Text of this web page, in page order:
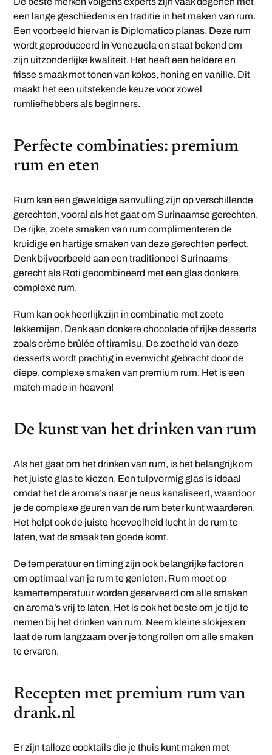
een lange geschiedenis en traditie in het maken van rum.
Een voorbeeld hiervan is Diplomatico planas. Deze rum
wordt geproduceerd in Venezuela en staat bekend om
zijn uitzonderlijke kwaliteit. Het heeft een heldere en
frisse smaak met tonen van kokos, honing en vanille. Dit
maakt het een uitstekende keuze voor zowel
rumliefhebbers als beginners.
Perfecte combinaties: premium
rum en eten
Rum kan een geweldige aanvulling zijn op verschillende
gerechten, vooral als het gaat om Surinaamse gerechten.
De rijke, zoete smaken van rum complimenteren de
kruidige en hartige smaken van deze gerechten perfect.
Denk bijvoorbeeld aan een traditioneel Surinaams
gerecht als Roti gecombineerd met een glas donkere,
complexe rum.
Rum kan ook heerlijk zijn in combinatie met zoete
lekkernijen. Denk aan donkere chocolade of rijke desserts
zoals crème brûlée of tiramisu. De zoetheid van deze
desserts wordt prachtig in evenwicht gebracht door de
diepe, complexe smaken van premium rum. Het is een
match made in heaven!
De kunst van het drinken van rum
Als het gaat om het drinken van rum, is het belangrijk om
het juiste glas te kiezen. Een tulpvormig glas is ideaal
omdat het de aroma’s naar je neus kanaliseert, waardoor
je de complexe geuren van de rum beter kunt waarderen.
Het helpt ook de juiste hoeveelheid lucht in de rum te
laten, wat de smaak ten goede komt.
De temperatuur en timing zijn ook belangrijke factoren
om optimaal van je rum te genieten. Rum moet op
kamertemperatuur worden geserveerd om alle smaken
en aroma’s vrij te laten. Het is ook het beste om je tijd te
nemen bij het drinken van rum. Neem kleine slokjes en
laat de rum langzaam over je tong rollen om alle smaken
te ervaren.
Recepten met premium rum van
drank.nl
Er zijn talloze cocktails die je thuis kunt maken met